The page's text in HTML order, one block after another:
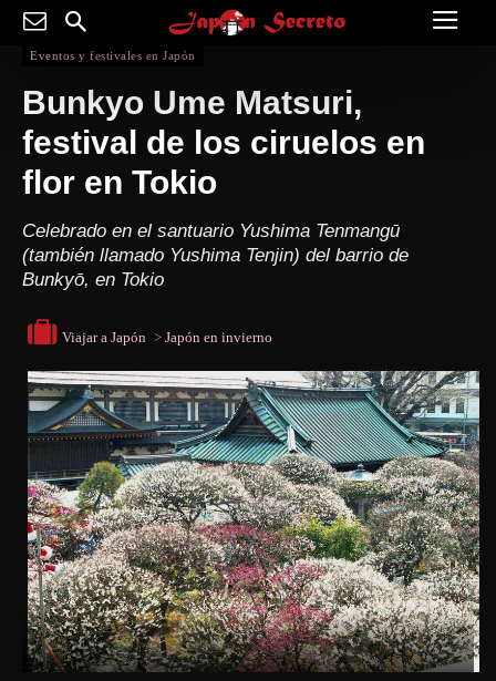
Eventos y festivales en Japón
Bunkyo Ume Matsuri,
festival de los ciruelos en
flor en Tokio
Celebrado en el santuario Yushima Tenmangū
(también llamado Yushima Tenjin) del barrio de
Bunkyō, en Tokio
Viajar a Japón > Japón en invierno